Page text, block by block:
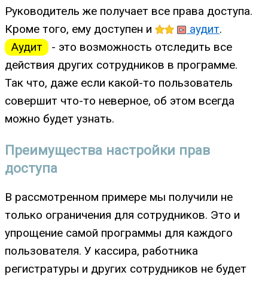
Руководитель же получает все права доступа.
Кроме того, ему доступен и
аудит.
Аудит
- это возможность отследить все
действия других сотрудников в программе.
Так что, даже если какой-то пользователь
совершит что-то неверное, об этом всегда
можно будет узнать.
Преимущества настройки прав
доступа
В рассмотренном примере мы получили не
только ограничения для сотрудников. Это и
упрощение самой программы для каждого
пользователя. У кассира, работника
регистратуры и других сотрудников не будет